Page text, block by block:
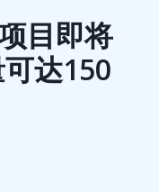
目即将
达150